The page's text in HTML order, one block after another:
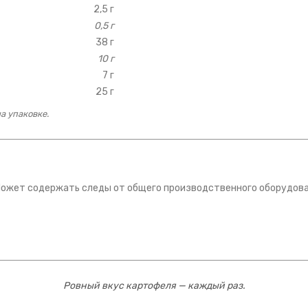
2,5 г
0,5 г
38 г
10 г
7 г
25 г
упаковке.
содержать следы от общего производственного
Ровный вкус картофеля — каждый раз.